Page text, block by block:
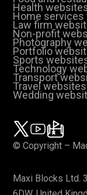
Health
Home
Law firm
Non-profit
Photography
Portfolio
Sports
Technology
Transport
Travel websites
Wedding
© Copyright –
Maxi Blocks Ltd.